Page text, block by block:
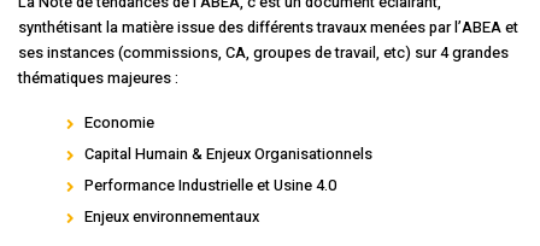
synthétisant la matière issue des différents travaux menées par l’ABEA et
ses instances (commissions, CA, groupes de travail, etc) sur 4 grandes
thématiques majeures :
Economie
Capital Humain & Enjeux Organisationnels
Performance Industrielle et Usine 4.0
Enjeux environnementaux